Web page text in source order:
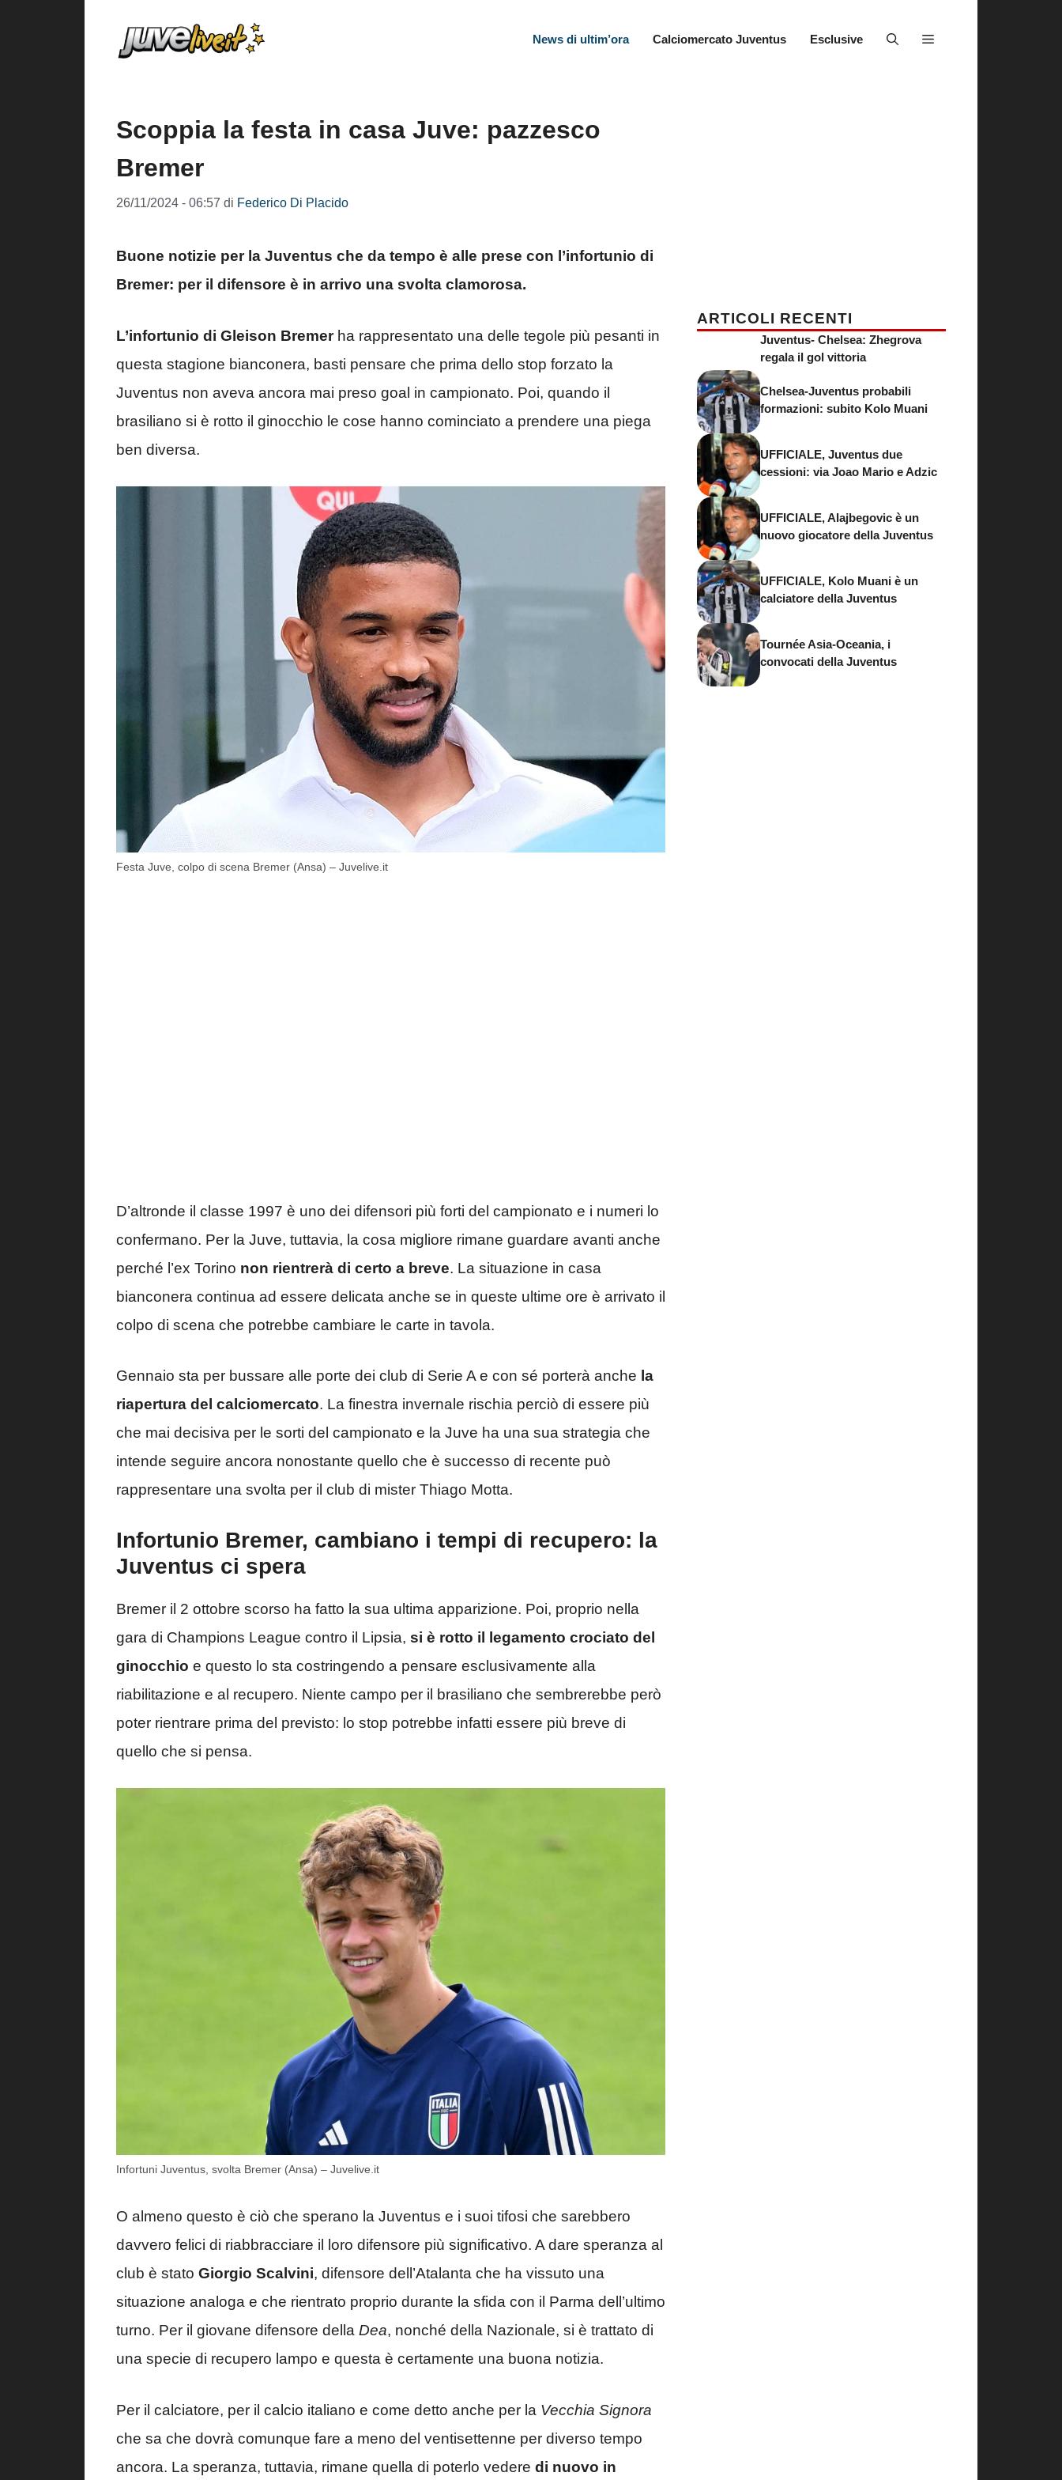
News di ultim’ora Calciomercato Juventus Esclusive
Scoppia la festa in casa Juve: pazzesco
Bremer
26/11/2024 - 06:57 di Federico Di Placido
Buone notizie per la Juventus che da tempo è alle prese con l’infortunio di
Bremer: per il difensore è in arrivo una svolta clamorosa.
L’infortunio di Gleison Bremerha rappresentato una delle tegole più pesanti in
questa stagione bianconera, basti pensare che prima dello stop forzato la
Juventus non aveva ancora mai preso goal in campionato. Poi, quando il
brasiliano si è rotto il ginocchio le cose hanno cominciato a prendere una piega
ben diversa.
Festa Juve, colpo di scena Bremer (Ansa) – Juvelive.it
D’altronde il classe 1997 è uno dei difensori più forti del campionato e i numeri lo
confermano. Per la Juve, tuttavia, la cosa migliore rimane guardare avanti anche
perché l’ex Torino non rientrerà di certo a breve. La situazione in casa
bianconera continua ad essere delicata anche se in queste ultime ore è arrivato il
colpo di scena che potrebbe cambiare le carte in tavola.
Gennaio sta per bussare alle porte dei club di Serie A e con sé porterà anche la
riapertura del calciomercato. La finestra invernale rischia perciò di essere più
che mai decisiva per le sorti del campionato e la Juve ha una sua strategia che
intende seguire ancora nonostante quello che è successo di recente può
rappresentare una svolta per il club di mister Thiago Motta.
Infortunio Bremer, cambiano i tempi di recupero: la
Juventus ci spera
Bremer il 2 ottobre scorso ha fatto la sua ultima apparizione. Poi, proprio nella
gara di Champions League contro il Lipsia, si è rotto il legamento crociato del
ginocchio e questo lo sta costringendo a pensare esclusivamente alla
riabilitazione e al recupero. Niente campo per il brasiliano che sembrerebbe però
poter rientrare prima del previsto: lo stop potrebbe infatti essere più breve di
quello che si pensa.
Infortuni Juventus, svolta Bremer (Ansa) – Juvelive.it
O almeno questo è ciò che sperano la Juventus e i suoi tifosi che sarebbero
davvero felici di riabbracciare il loro difensore più significativo. A dare speranza al
club è stato Giorgio Scalvini, difensore dell’Atalanta che ha vissuto una
situazione analoga e che rientrato proprio durante la sfida con il Parma dell’ultimo
turno. Per il giovane difensore della Dea, nonché della Nazionale, si è trattato di
una specie di recupero lampo e questa è certamente una buona notizia.
Per il calciatore, per il calcio italiano e come detto anche per la Vecchia Signora
che sa che dovrà comunque fare a meno del ventisettenne per diverso tempo
ancora. La speranza, tuttavia, rimane quella di poterlo vedere di nuovo in
ARTICOLI RECENTI
Juventus- Chelsea: Zhegrova
regala il gol vittoria
Chelsea-Juventus probabili
formazioni: subito Kolo Muani
UFFICIALE, Juventus due
cessioni: via Joao Mario e Adzic
UFFICIALE, Alajbegovic è un
nuovo giocatore della Juventus
UFFICIALE, Kolo Muani è un
calciatore della Juventus
Tournée Asia-Oceania, i
convocati della Juventus